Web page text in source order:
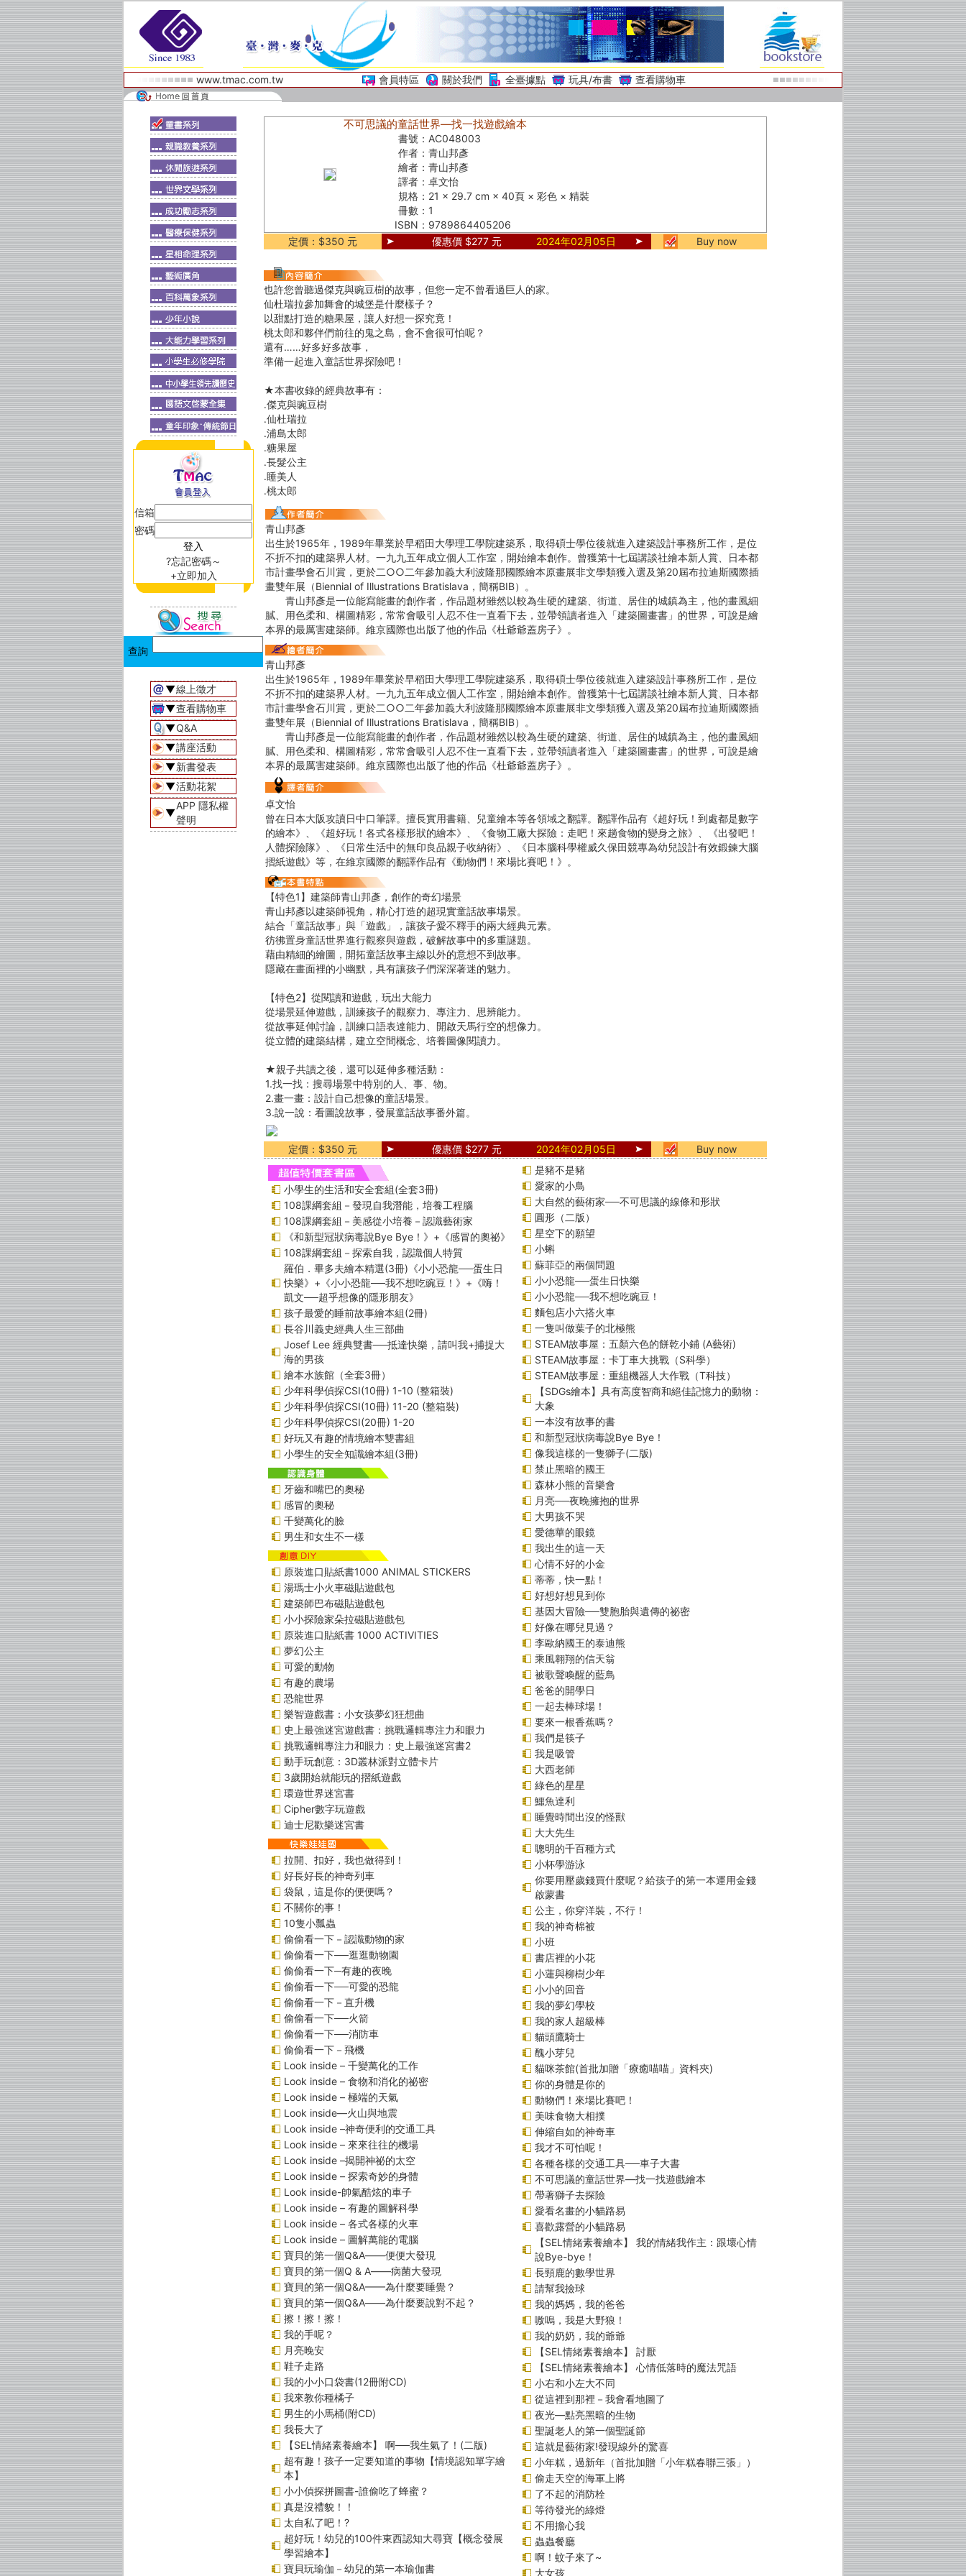
www.tmac.com.tw 會員特區 關於我們 全臺據點 玩具/布書 查看購物車
信箱
密碼
?忘記密碼～
+立即加入
▼線上徵才
▼查看購物車
▼Q&A
▼講座活動
▼新書發表
▼活動花絮
▼
APP 隱私權
聲明
不可思議的童話世界—找一找遊戲繪本
書號： AC048003
作者： 青山邦彥
繪者： 青山邦彥
譯者： 卓文怡
規格： 21 × 29.7 cm × 40頁 × 彩色 × 精裝
冊數： 1
ISBN： 9789864405206
定價：$350 元
優惠價 $277 元 2024年02月05日 Buy now
也許您曾聽過傑克與豌豆樹的故事，但您一定不曾看過巨人的家。
仙杜瑞拉參加舞會的城堡是什麼樣子？
以甜點打造的糖果屋，讓人好想一探究竟！
桃太郎和夥伴們前往的鬼之島，會不會很可怕呢？
還有……好多好多故事，
準備一起進入童話世界探險吧！
★本書收錄的經典故事有：
․傑克與豌豆樹
․仙杜瑞拉
․浦島太郎
․糖果屋
․長髮公主
․睡美人
․桃太郎
青山邦彥
出生於1965年，1989年畢業於早稻田大學理工學院建築系，取得碩士學位後就進入建築設計事務所工作，是位
不折不扣的建築界人材。一九九五年成立個人工作室，開始繪本創作。曾獲第十七屆講談社繪本新人賞、日本都
市計畫學會石川賞，更於二○○二年參加義大利波隆那國際繪本原畫展非文學類獲入選及第20屆布拉迪斯國際插
畫雙年展（Biennial of Illustrations Bratislava，簡稱BIB）。
青山邦彥是一位能寫能畫的創作者，作品題材雖然以較為生硬的建築、街道、居住的城鎮為主，他的畫風細
膩、用色柔和、構圖精彩，常常會吸引人忍不住一直看下去，並帶領讀者進入「建築圖畫書」的世界，可說是繪
本界的最厲害建築師。維京國際也出版了他的作品《杜爺爺蓋房子》。
青山邦彥
出生於1965年，1989年畢業於早稻田大學理工學院建築系，取得碩士學位後就進入建築設計事務所工作，是位
不折不扣的建築界人材。一九九五年成立個人工作室，開始繪本創作。曾獲第十七屆講談社繪本新人賞、日本都
市計畫學會石川賞，更於二○○二年參加義大利波隆那國際繪本原畫展非文學類獲入選及第20屆布拉迪斯國際插
畫雙年展（Biennial of Illustrations Bratislava，簡稱BIB）。
青山邦彥是一位能寫能畫的創作者，作品題材雖然以較為生硬的建築、街道、居住的城鎮為主，他的畫風細
膩、用色柔和、構圖精彩，常常會吸引人忍不住一直看下去，並帶領讀者進入「建築圖畫書」的世界，可說是繪
本界的最厲害建築師。維京國際也出版了他的作品《杜爺爺蓋房子》。
卓文怡
曾在日本大阪攻讀日中口筆譯。擅長實用書籍、兒童繪本等各領域之翻譯。翻譯作品有《超好玩！到處都是數字
的繪本》、《超好玩！各式各樣形狀的繪本》、《食物工廠大探險：走吧！來趟食物的變身之旅》、《出發吧！
人體探險隊》、《日常生活中的無印良品親子收納術》、《日本腦科學權威久保田競專為幼兒設計有效鍛鍊大腦
摺紙遊戲》等，在維京國際的翻譯作品有《動物們！來場比賽吧！》。
【特色1】建築師青山邦彥，創作的奇幻場景
青山邦彥以建築師視角，精心打造的超現實童話故事場景。
結合「童話故事」與「遊戲」，讓孩子愛不釋手的兩大經典元素。
彷彿置身童話世界進行觀察與遊戲，破解故事中的多重謎題。
藉由精細的繪圖，開拓童話故事主線以外的意想不到故事。
隱藏在畫面裡的小幽默，具有讓孩子們深深著迷的魅力。
【特色2】從閱讀和遊戲，玩出大能力
從場景延伸遊戲，訓練孩子的觀察力、專注力、思辨能力。
從故事延伸討論，訓練口語表達能力、開啟天馬行空的想像力。
從立體的建築結構，建立空間概念、培養圖像閱讀力。
★親子共讀之後，還可以延伸多種活動：
1.找一找：搜尋場景中特別的人、事、物。
2.畫一畫：設計自己想像的童話場景。
3.說一說：看圖說故事，發展童話故事番外篇。
定價：$350 元 優惠價 $277 元 2024年02月05日 Buy now
小學生的生活和安全套組(全套3冊)
108課綱套組－發現自我潛能，培養工程腦
108課綱套組－美感從小培養－認識藝術家
《和新型冠狀病毒說Bye Bye！》+《感冒的奧祕》
108課綱套組－探索自我，認識個人特質
羅伯．畢多夫繪本精選(3冊)《小小恐龍──蛋生日
快樂》+《小小恐龍──我不想吃豌豆！》+《嗨！
凱文──超乎想像的隱形朋友》
孩子最愛的睡前故事繪本組(2冊)
長谷川義史經典人生三部曲
Josef Lee 經典雙書──抵達快樂，請叫我+捕捉大
海的男孩
繪本水族館（全套3冊）
少年科學偵探CSI(10冊) 1-10 (整箱裝)
少年科學偵探CSI(10冊) 11-20 (整箱裝)
少年科學偵探CSI(20冊) 1-20
好玩又有趣的情境繪本雙書組
小學生的安全知識繪本組(3冊)
牙齒和嘴巴的奧秘
感冒的奧秘
千變萬化的臉
男生和女生不一樣
原裝進口貼紙書1000 ANIMAL STICKERS
湯瑪士小火車磁貼遊戲包
建築師巴布磁貼遊戲包
小小探險家朵拉磁貼遊戲包
原裝進口貼紙書 1000 ACTIVITIES
夢幻公主
可愛的動物
有趣的農場
恐龍世界
樂智遊戲書：小女孩夢幻狂想曲
史上最強迷宮遊戲書：挑戰邏輯專注力和眼力
挑戰邏輯專注力和眼力：史上最強迷宮書2
動手玩創意：3D叢林派對立體卡片
3歲開始就能玩的摺紙遊戲
環遊世界迷宮書
Cipher數字玩遊戲
迪士尼歡樂迷宮書
拉開、扣好，我也做得到！
好長好長的神奇列車
袋鼠，這是你的便便嗎？
不關你的事！
10隻小瓢蟲
偷偷看一下－認識動物的家
偷偷看一下──逛逛動物園
偷偷看一下─有趣的夜晚
偷偷看一下──可愛的恐龍
偷偷看一下－直升機
偷偷看一下──火箭
偷偷看一下──消防車
偷偷看一下－飛機
Look inside – 千變萬化的工作
Look inside – 食物和消化的祕密
Look inside – 極端的天氣
Look inside—火山與地震
Look inside –神奇便利的交通工具
Look inside – 來來往往的機場
Look inside –揭開神祕的太空
Look inside – 探索奇妙的身體
Look inside-帥氣酷炫的車子
Look inside – 有趣的圖解科學
Look inside – 各式各樣的火車
Look inside – 圖解萬能的電腦
寶貝的第一個Q&A――便便大發現
寶貝的第一個Q & A――病菌大發現
寶貝的第一個Q&A——為什麼要睡覺？
寶貝的第一個Q&A――為什麼要說對不起？
擦！擦！擦！
我的手呢？
月亮晚安
鞋子走路
我的小小口袋書(12冊附CD)
我來教你種橘子
男生的小馬桶(附CD)
我長大了
【SEL情緒素養繪本】 啊──我生氣了！(二版)
超有趣！孩子一定要知道的事物【情境認知單字繪
本】
小小偵探拼圖書-誰偷吃了蜂蜜？
真是沒禮貌！！
太自私了吧！?
超好玩！幼兒的100件東西認知大尋寶【概念發展
學習繪本】
寶貝玩瑜伽－幼兒的第一本瑜伽書
是豬不是豬
愛家的小鳥
大自然的藝術家──不可思議的線條和形狀
圓形（二版）
星空下的願望
小蝌
蘇菲亞的兩個問題
小小恐龍──蛋生日快樂
小小恐龍──我不想吃豌豆！
麵包店小六搭火車
一隻叫做葉子的北極熊
STEAM故事屋：五顏六色的餅乾小鋪 (A藝術)
STEAM故事屋：卡丁車大挑戰（S科學）
STEAM故事屋：重組機器人大作戰（T科技）
【SDGs繪本】具有高度智商和絕佳記憶力的動物：
大象
一本沒有故事的書
和新型冠狀病毒說Bye Bye！
像我這樣的一隻獅子(二版)
禁止黑暗的國王
森林小熊的音樂會
月亮──夜晚擁抱的世界
大男孩不哭
愛德華的眼鏡
我出生的這一天
心情不好的小金
蒂蒂，快一點！
好想好想見到你
基因大冒險──雙胞胎與遺傳的祕密
好像在哪兒見過？
李歐納國王的泰迪熊
乘風翱翔的信天翁
被歌聲喚醒的藍鳥
爸爸的開學日
一起去棒球場！
要來一根香蕉嗎？
我們是筷子
我是吸管
大西老師
綠色的星星
鱷魚達利
睡覺時間出沒的怪獸
大大先生
聰明的千百種方式
小杯學游泳
你要用壓歲錢買什麼呢？給孩子的第一本運用金錢
啟蒙書
公主，你穿洋裝，不行！
我的神奇棉被
小班
書店裡的小花
小蓮與柳樹少年
小小的回音
我的夢幻學校
我的家人超級棒
貓頭鷹騎士
醜小芽兒
貓咪茶館(首批加贈「療癒喵喵」資料夾)
你的身體是你的
動物們！來場比賽吧！
美味食物大相撲
伸縮自如的神奇車
我才不可怕呢！
各種各樣的交通工具──車子大書
不可思議的童話世界—找一找遊戲繪本
帶著獅子去探險
愛看名畫的小貓路易
喜歡露營的小貓路易
【SEL情緒素養繪本】 我的情緒我作主：跟壞心情
說Bye-bye！
長頸鹿的數學世界
請幫我撿球
我的媽媽，我的爸爸
嗷嗚，我是大野狼！
我的奶奶，我的爺爺
【SEL情緒素養繪本】 討厭
【SEL情緒素養繪本】 心情低落時的魔法咒語
小右和小左大不同
從這裡到那裡－我會看地圖了
夜光—點亮黑暗的生物
聖誕老人的第一個聖誕節
這就是藝術家!發現線外的驚喜
小年糕，過新年（首批加贈「小年糕春聯三張」）
偷走天空的海軍上將
了不起的消防栓
等待發光的綠燈
不用擔心我
蟲蟲餐廳
啊！蚊子來了~
大女孩